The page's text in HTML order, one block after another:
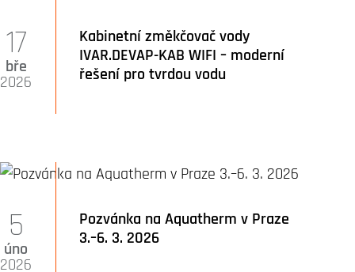
Kabinetní změkčovač vody
IVAR.DEVAP-KAB WIFI – moderní
řešení pro tvrdou vodu
17
bře
2026
Pozvánka na Aquatherm v Praze
3.–6. 3. 2026
5
úno
2026